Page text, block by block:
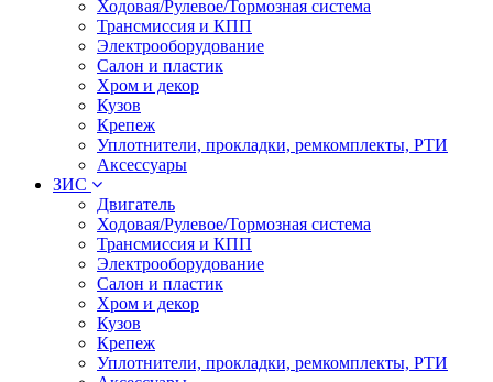
Ходовая/Рулевое/Тормозная система
Трансмиссия и КПП
Электрооборудование
Салон и пластик
Хром и декор
Кузов
Крепеж
Уплотнители, прокладки, ремкомплекты, РТИ
Аксессуары
ЗИС
Двигатель
Ходовая/Рулевое/Тормозная система
Трансмиссия и КПП
Электрооборудование
Салон и пластик
Хром и декор
Кузов
Крепеж
Уплотнители, прокладки, ремкомплекты, РТИ